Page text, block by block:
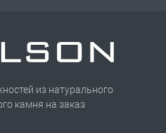
из натурального
камня на заказ